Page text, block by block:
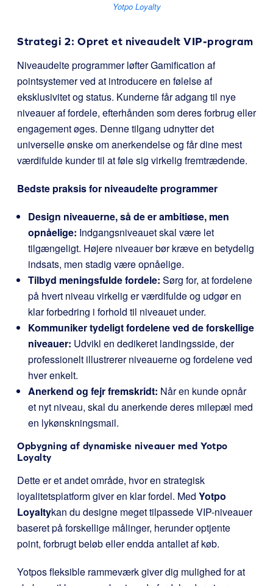
Yotpo Loyalty
Strategi 2: Opret et niveaudelt VIP-program
Niveaudelte programmer løfter Gamification af
pointsystemer ved at introducere en følelse af
eksklusivitet og status. Kunderne får adgang til nye
niveauer af fordele, efterhånden som deres forbrug eller
engagement øges. Denne tilgang udnytter det
universelle ønske om anerkendelse og får dine mest
værdifulde kunder til at føle sig virkelig fremtrædende.
Bedste praksis for niveaudelte programmer
Design niveauerne, så de er ambitiøse, men
opnåelige: Indgangsniveauet skal være let
tilgængeligt. Højere niveauer bør kræve en betydelig
indsats, men stadig være opnåelige.
Tilbyd meningsfulde fordele: Sørg for, at fordelene
på hvert niveau virkelig er værdifulde og udgør en
klar forbedring i forhold til niveauet under.
Kommuniker tydeligt fordelene ved de forskellige
niveauer: Udvikl en dedikeret landingsside, der
professionelt illustrerer niveauerne og fordelene ved
hver enkelt.
Anerkend og fejr fremskridt: Når en kunde opnår
et nyt niveau, skal du anerkende deres milepæl med
en lykønskningsmail.
Opbygning af dynamiske niveauer med Yotpo
Loyalty
Dette er et andet område, hvor en strategisk
loyalitetsplatform giver en klar fordel. Med Yotpo
Loyaltykan du designe meget tilpassede VIP-niveauer
baseret på forskellige målinger, herunder optjente
point, forbrugt beløb eller endda antallet af køb.
Yotpos fleksible rammeværk giver dig mulighed for at